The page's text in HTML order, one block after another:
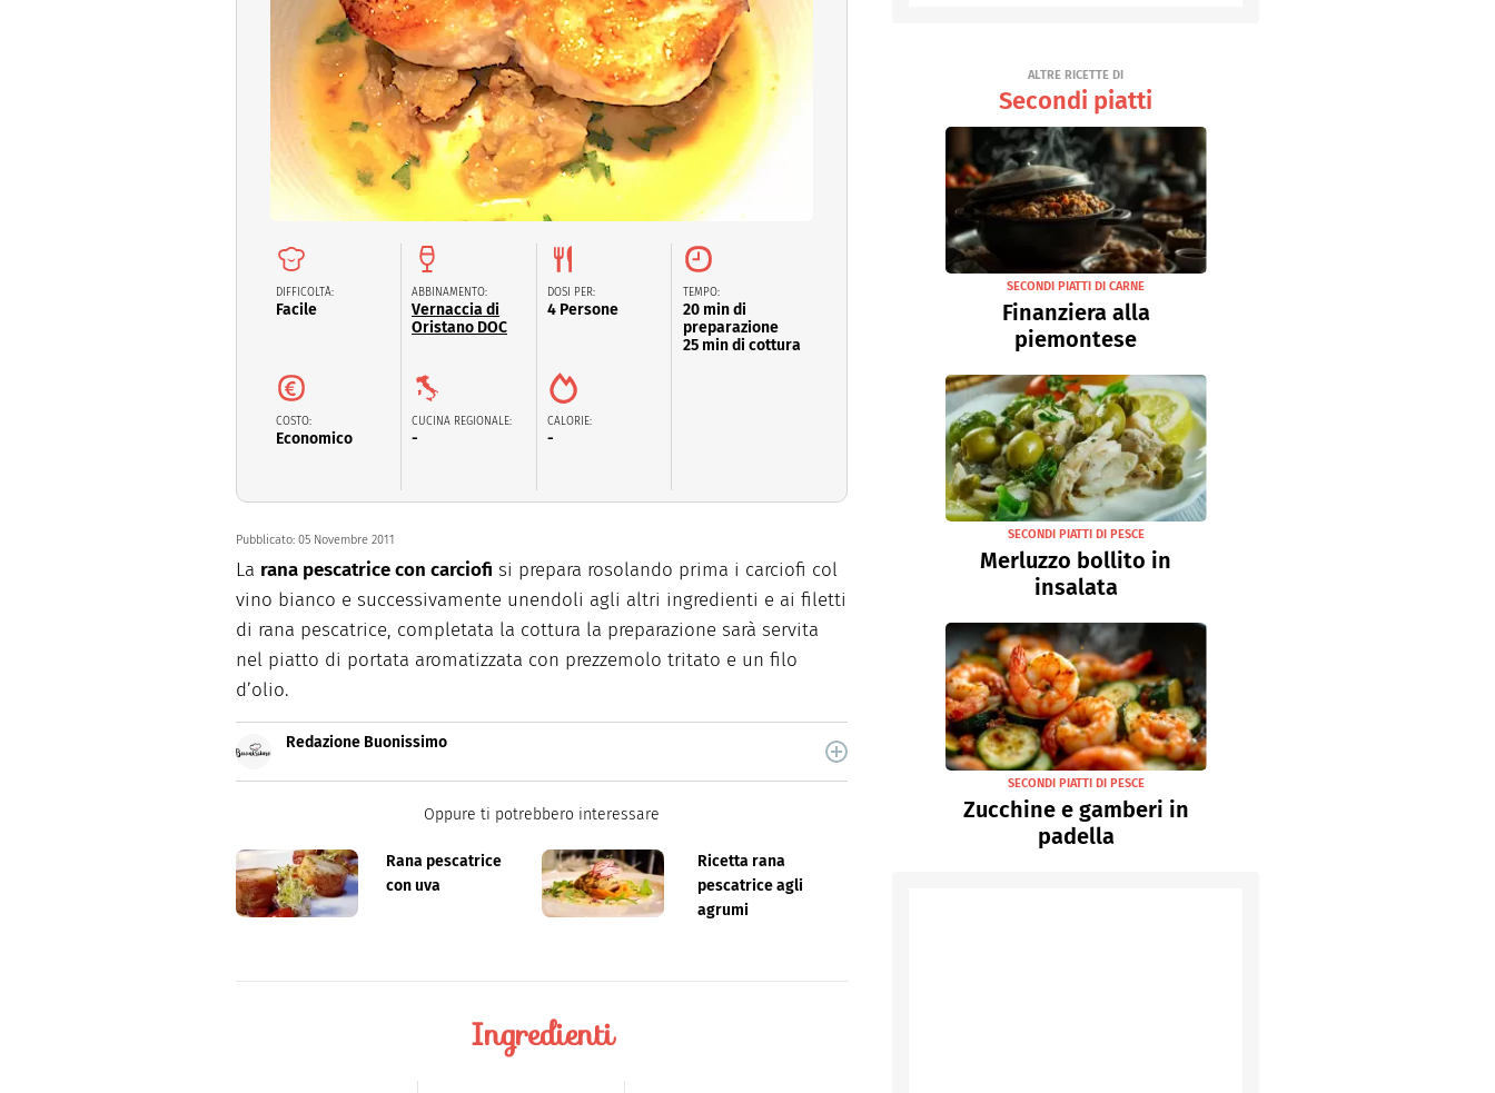
Pasqua
San Valentino
DIFFICOLTÀ:
Facile
ABBINAMENTO:
Vernaccia di
Oristano DOC
COSTO:
Economico
CUCINA REGIONALE:
-
DOSI PER:
4 Persone
CALORIE:
-
TEMPO:
20 min di
preparazione
25 min di cottura
Pubblicato: 05 Novembre 2011
La rana pescatrice con carciofi si prepara rosolando prima i carciofi col
vino bianco e successivamente unendoli agli altri ingredienti e ai filetti
di rana pescatrice, completata la cottura la preparazione sarà servita
nel piatto di portata aromatizzata con prezzemolo tritato e un filo
d’olio.
Redazione Buonissimo
Buonissimo è il magazine di cucina di Italiaonline nel quale trovi idee veloci,
facili e spiegate passo passo.
Oppure ti potrebbero interessare
Rana pescatrice
con uva
Ricetta rana
pescatrice agli
agrumi
Ingredienti
ALTRE RICETTE DI
Secondi piatti
SECONDI PIATTI DI CARNE
Finanziera alla
piemontese
SECONDI PIATTI DI PESCE
Merluzzo bollito in
insalata
SECONDI PIATTI DI PESCE
Zucchine e gamberi in
padella